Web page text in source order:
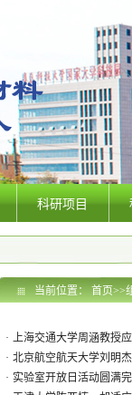
科研项目
当前位置： 首页>>
· 上海交通大学周涵教授
· 北京航空航天大学刘明
· 实验室开放日活动圆满